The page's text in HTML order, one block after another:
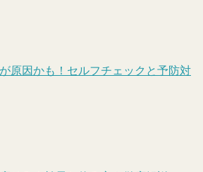
原因かも！セルフチェックと予防対